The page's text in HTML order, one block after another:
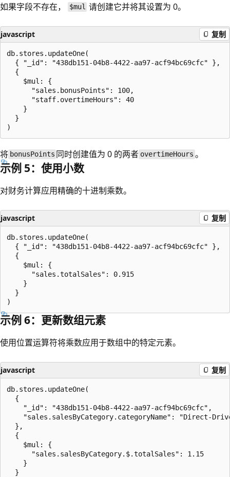
如果字段不存在， $mul 请创建它并将其设置为 0。
javascript 复制
db.stores.updateOne(
  { "_id": "438db151-04b8-4422-aa97-acf94bc69cfc" },
  {
    $mul: {
      "sales.bonusPoints": 100,
      "staff.overtimeHours": 40
    }
  }
将 bonusPoints 同时创建值为 0 的两者 overtimeHours 。
示例 5：使用小数
对财务计算应用精确的十进制乘数。
javascript 复制
db.stores.updateOne(
  { "_id": "438db151-04b8-4422-aa97-acf94bc69cfc" },
  {
    $mul: {
      "sales.totalSales": 0.915
    }
  }
示例 6：更新数组元素
使用位置运算符将乘数应用于数组中的特定元素。
javascript 复制
db.stores.updateOne(
  {
    "_id": "438db151-04b8-4422-aa97-acf94bc69cfc",
"sales.salesByCategory.categoryName": "Direct-
  },
  {
    $mul: {
      "sales.salesByCategory.$.totalSales": 1.15
    }
  }